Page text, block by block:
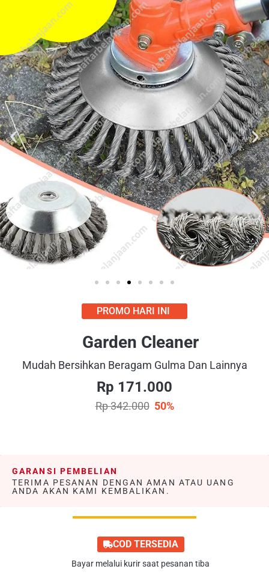
PROMO HARI INI
Garden Cleaner
Mudah Bersihkan Beragam Gulma Dan Lainnya
Rp 171.000
Rp 342.000 50%
GARANSI PEMBELIAN
TERIMA PESANAN DENGAN AMAN ATAU UANG
ANDA AKAN KAMI KEMBALIKAN.
COD TERSEDIA
Bayar melalui kurir saat pesanan tiba